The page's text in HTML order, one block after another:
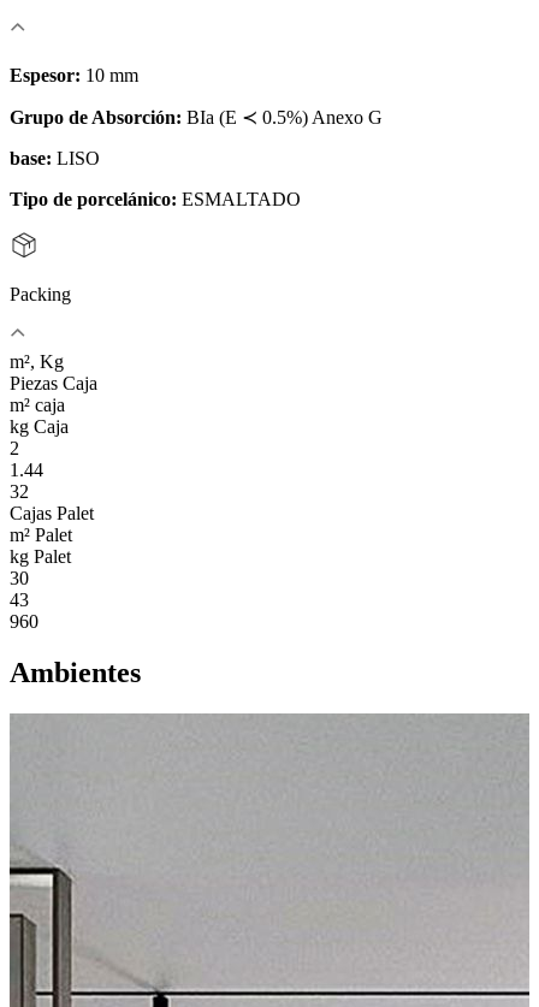
Espesor: 10 mm
Grupo de Absorción: BIa (E ≺ 0.5%) Anexo G
base: LISO
Tipo de porcelánico: ESMALTADO
Packing
m², Kg
Piezas Caja
m² caja
kg Caja
2
1.44
32
Cajas Palet
m² Palet
kg Palet
30
43
960
Ambientes